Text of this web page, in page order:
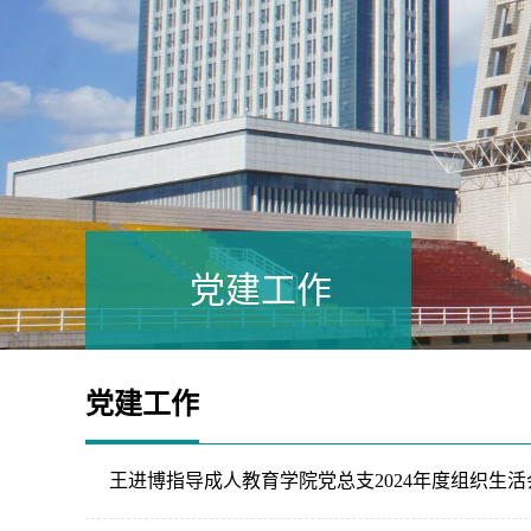
党建工作
党建工作
王进博指导成人教育学院党总支2024年度组织生活